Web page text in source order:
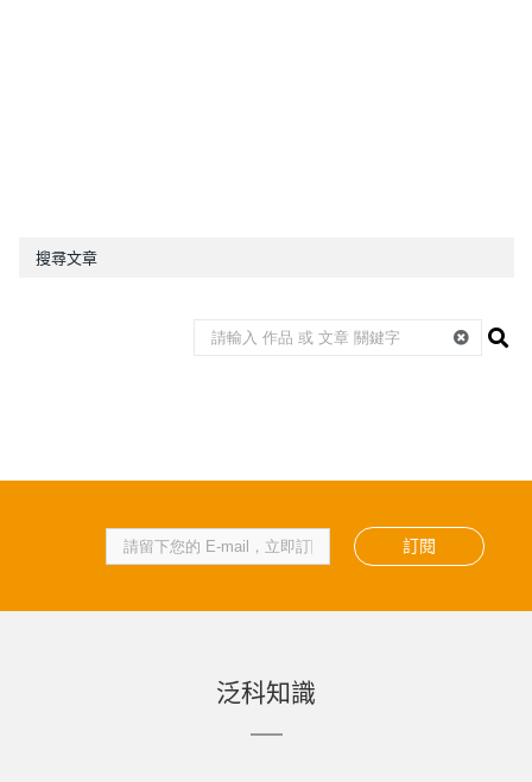
搜尋文章
訂閱
泛科知識